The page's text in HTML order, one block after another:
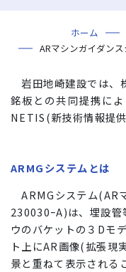
年代から探す
地域別で探す
用途区分から探す
GISマップシステム
Niseko Project
プロジェクトレポー
技術・ソリューション
ソリューション
海外事業
NISEKO PROJECTS
ホーム
ARマシンガイダンス
岩田地崎建設では、
銘板との共同提携に
NETIS(新技術情報提
ARMGシステムとは
ARMGシステム(AR
230030ｰA)は、埋設管
ウのバケットの３Dモ
ト上にAR画像(拡張現
景と重ねて表示される